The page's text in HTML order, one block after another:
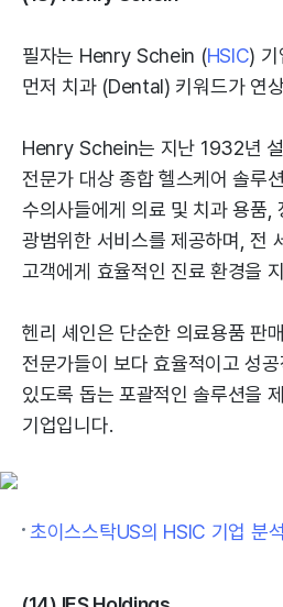
필자는 Henry Schein (HSIC) 기
먼저 치과 (Dental) 키워드가 연
Henry Schein는 지난 1932년
전문가 대상 종합 헬스케어 솔루
수의사들에게 의료 및 치과 용품,
광범위한 서비스를 제공하며, 전
고객에게 효율적인 진료 환경을
헨리 셰인은 단순한 의료용품 판
전문가들이 보다 효율적이고 성
있도록 돕는 포괄적인 솔루션을
기업입니다.
초이스스탁US의 HSIC 기업 분